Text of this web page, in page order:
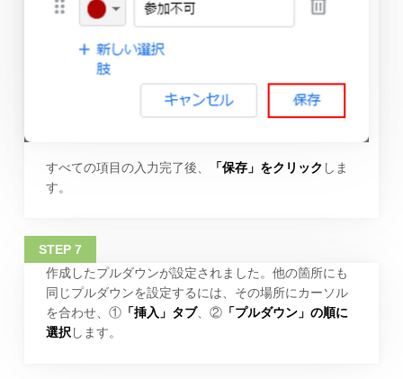
すべての項目の入力完了後、 「保存」をクリック しま
す。
作成したプルダウンが設定されました。他の箇所にも
同じプルダウンを設定するには、その場所にカーソル
を合わせ、①「挿入」タブ、②「プルダウン」の順に
選択 します。